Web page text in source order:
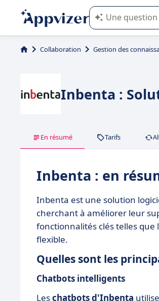
L'IA de
Collaboration Gestion des
Inbenta :
En résumé Tarifs
Inbenta : en
Inbenta est une solution
cherchant à améliorer leur
fonctionnalités clés telles
flexible.
Quelles sont les
Chatbots intelligents
Leschatbots d'Inbenta